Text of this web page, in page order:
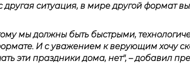
другая ситуация, в мире другой формат
мы должны быть быстрыми,
И с уважением к верующим хочу
эти праздники дома, нет", – добавил